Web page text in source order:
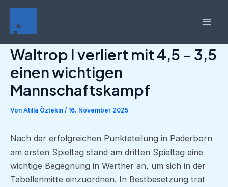
Zum
springen
Waltrop I verliert mit 4,5 – 3,5
einen wichtigen
Mannschaftskampf
Von Atilla Öztekin / 16. November 2025
Nach der erfolgreichen Punkteteilung in Paderborn
am ersten Spieltag stand am dritten Spieltag eine
wichtige Begegnung in Werther an, um sich in der
Tabellenmitte einzuordnen. In Bestbesetzung trat